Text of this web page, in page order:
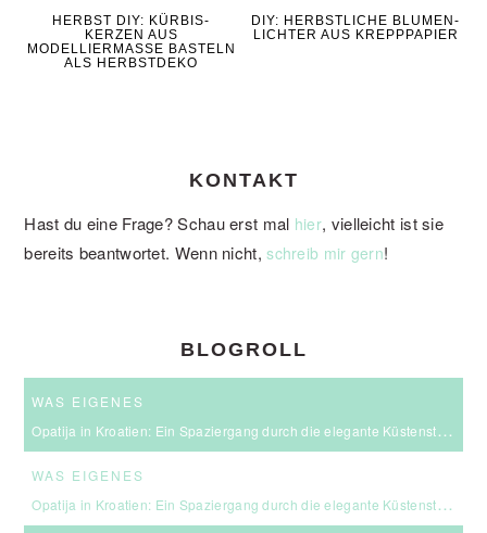
HERBST DIY: KÜRBIS-
KERZEN AUS
MODELLIERMASSE BASTELN
ALS HERBSTDEKO
DIY: HERBSTLICHE BLUMEN-
LICHTER AUS KREPPPAPIER
KONTAKT
Hast du eine Frage? Schau erst mal hier, vielleicht ist sie
bereits beantwortet. Wenn nicht,schreib mir gern!
BLOGROLL
WAS EIGENES
Opatija in Kroatien: Ein Spaziergang durch die elegante Küstenstadt an der Kvarner Bucht
WAS EIGENES
Opatija in Kroatien: Ein Spaziergang durch die elegante Küstenstadt an der Kvarner Bucht